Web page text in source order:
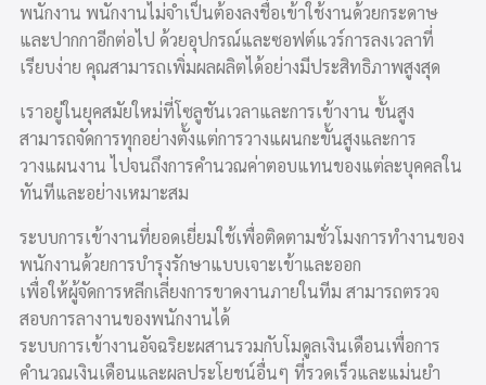
พนักงาน พนักงานไม่จำเป็นต้องลงชื่อเข้าใช้งานด้วยกระดาษ
และปากกาอีกต่อไป ด้วยอุปกรณ์และซอฟต์แวร์การลงเวลาที่
เรียบง่าย คุณสามารถเพิ่มผลผลิตได้อย่างมีประสิทธิภาพสูงสุด
เราอยู่ในยุคสมัยใหม่ที่โซลูชันเวลาและการเข้างาน ขั้นสูง
สามารถจัดการทุกอย่างตั้งแต่การวางแผนกะขั้นสูงและการ
วางแผนงาน ไปจนถึงการคำนวณค่าตอบแทนของแต่ละบุคคลใน
ทันทีและอย่างเหมาะสม
ระบบการเข้างานที่ยอดเยี่ยมใช้เพื่อติดตามชั่วโมงการทำงานของ
พนักงานด้วยการบำรุงรักษาแบบเจาะเข้าและออก
เพื่อให้ผู้จัดการหลีกเลี่ยงการขาดงานภายในทีม สามารถตรวจ
สอบการลางานของพนักงานได้
ระบบการเข้างานอัจฉริยะผสานรวมกับโมดูลเงินเดือนเพื่อการ
คำนวณเงินเดือนและผลประโยชน์อื่นๆ ที่รวดเร็วและแม่นยำ